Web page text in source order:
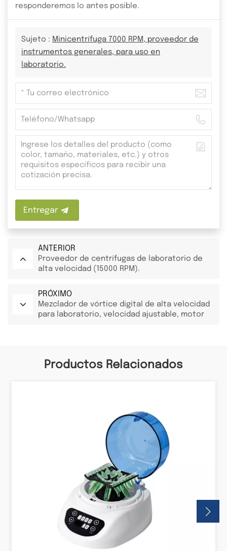
responderemos lo antes posible.
Sujeto : Minicentrífuga 7000 RPM, proveedor de
instrumentos generales, para uso en
laboratorio.
Entregar
ANTERIOR
Proveedor de centrífugas de laboratorio de
alta velocidad (15000 RPM).
PRÓXIMO
Mezclador de vórtice digital de alta velocidad
para laboratorio, velocidad ajustable, motor
Productos Relacionados